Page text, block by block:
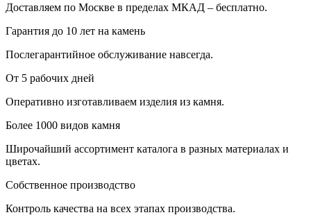
Доставляем по Москве в пределах МКАД – бесплатно.
Гарантия до 10 лет на камень
Послегарантийное обслуживание навсегда.
От 5 рабочих дней
Оперативно изготавливаем изделия из камня.
Более 1000 видов камня
Широчайший ассортимент каталога в разных материалах и
цветах.
Собственное производство
Контроль качества на всех этапах производства.